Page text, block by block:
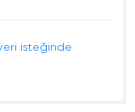
isteğinde